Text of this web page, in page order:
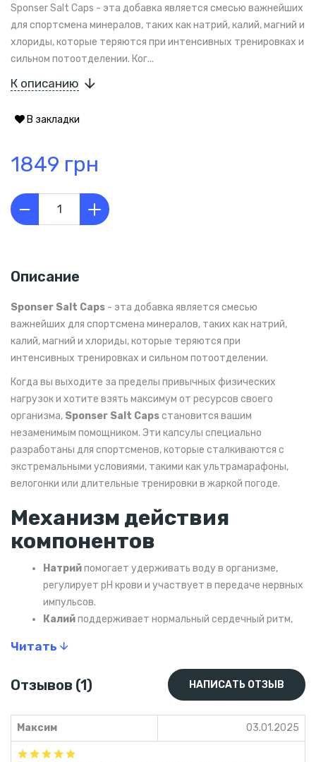
Sponser Salt Caps - эта добавка является смесью важнейших
для спортсмена минералов, таких как натрий, калий, магний и
хлориды, которые теряются при интенсивных тренировках и
сильном потоотделении. Ког...
К описанию
В закладки
1849 грн
Описание
Sponser Salt Caps - эта добавка является смесью
важнейших для спортсмена минералов, таких как натрий,
калий, магний и хлориды, которые теряются при
интенсивных тренировках и сильном потоотделении.
Когда вы выходите за пределы привычных физических
нагрузок и хотите взять максимум от ресурсов своего
организма, Sponser Salt Capsстановится вашим
незаменимым помощником. Эти капсулы специально
разработаны для спортсменов, которые сталкиваются с
экстремальными условиями, такими как ультрамарафоны,
велогонки или длительные тренировки в жаркой погоде.
Механизм действия
компонентов
Натрийпомогает удерживать воду в организме,
регулирует pH крови и участвует в передаче нервных
импульсов.
Калийподдерживает нормальный сердечный ритм,
в мышечных сокращениях и обмене веществ.
необходим для работы мышц, поддержания
здоровья костей, регулирования уровня глюкозы в
крови и образования энергии в клетках.
помогают в регулировании уровня
щелочного баланса.
Читать
Отзывов (1) НАПИСАТЬ ОТЗЫВ
Максим 03.01.2025